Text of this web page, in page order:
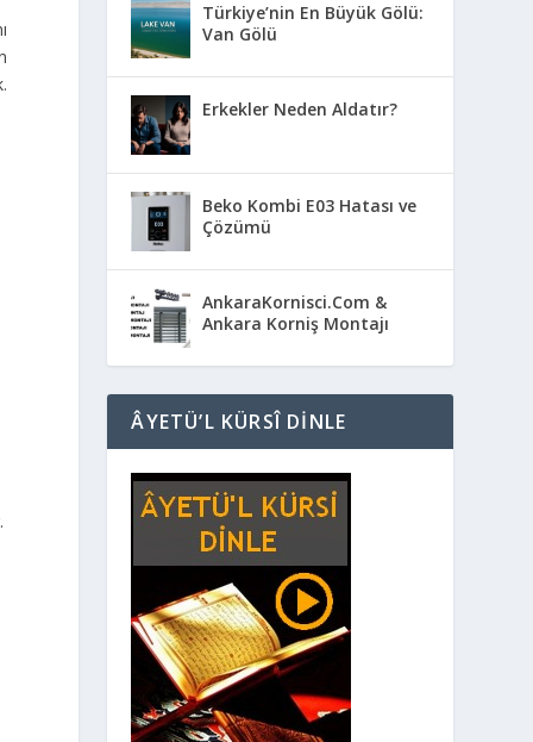
Türkiye’nin En Büyük Gölü:
Van Gölü
Erkekler Neden Aldatır?
Beko Kombi E03 Hatası ve
Çözümü
AnkaraKornisci.Com &
Ankara Korniş Montajı
ÂYETÜ’L KÜRSÎ DINLE